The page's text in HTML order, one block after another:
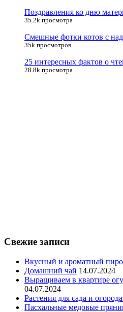
Поздравления ко дню
35.2k просмотра
Смешные фотки котов с
35k просмотров
25 интересных фактов о
28.8k просмотра
Свежие записи
Вкусный и ароматный
Домашний чай 14.07.2024
Выращиваем в квартире
04.07.2024
Растения для сада и
Пасхальные медовые